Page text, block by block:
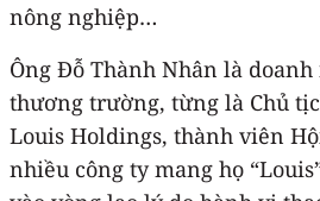
nông nghiệp…
Ông Đỗ Thành Nhân là
thương trường, từng là Chủ
Louis Holdings, thành viên
nhiều công ty mang họ